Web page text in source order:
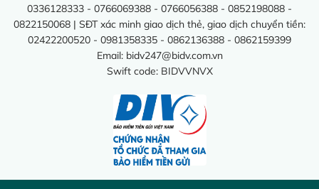
0336128333 - 0766069388 - 0766056388 - 0852198088 -
0822150068 | SĐT xác minh giao dịch thẻ, giao dịch chuyển tiền:
02422200520 - 0981358335 - 0862136388 - 0862159399
Email: bidv247@bidv.com.vn
Swift code: BIDVVNVX